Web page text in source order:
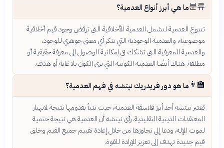
분류ما هي أبرز أنواع العدمية؟
تتنوع العدمية لتشمل العدمية الأخلاقية التي ترفض وجود قيم أخلاقية
موضوعية، والعدمية الوجودية التي تنكر أي معنى جوهري للوجود،
والعدمية المعرفية التي تشكك في إمكانية الوصول إلى معرفة حقيقية أو
مطلقة. هناك أيضًا العدمية الكونية التي ترى الكون بلا غاية أو هدف.
👨‍🏫 ما هو دور فريدريك نيتشه في فهم العدمية؟
يُعتبر نيتشه أحد أبرز فلاسفة العدمية، حيث تنبأ بقدومها نتيجة لانهيار
المعتقدات الدينية التقليدية. رأى نيتشه أن العدمية هي نتيجة حتمية
لموت الإله، ودعا إلى تجاوزها من خلال إعادة تقييم جميع القيم وخلق
قيم جديدة تهدف إلى تعزيز الإرادة للقوة.